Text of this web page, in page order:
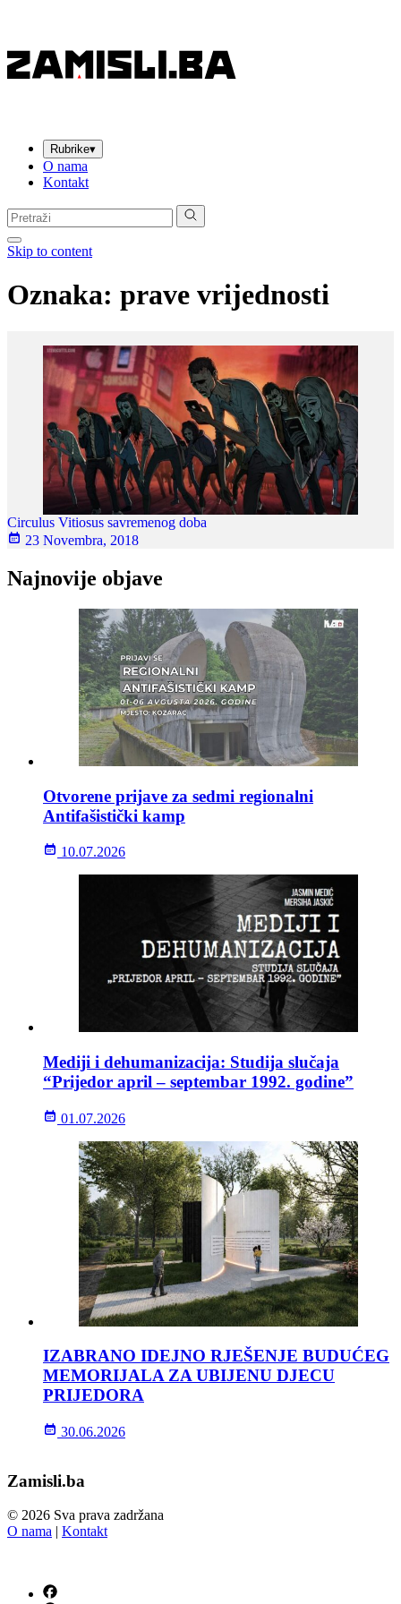
Rubrike▾
O nama
Kontakt
Pretraga:
Skip to content
Oznaka: prave vrijednosti
Circulus Vitiosus savremenog doba
23 Novembra, 2018
Najnovije objave
Otvorene prijave za sedmi regionalni
Antifašistički kamp
10.07.2026
Mediji i dehumanizacija: Studija slučaja
“Prijedor april – septembar 1992. godine”
01.07.2026
IZABRANO IDEJNO RJEŠENJE BUDUĆEG
MEMORIJALA ZA UBIJENU DJECU
PRIJEDORA
30.06.2026
Zamisli.ba
© 2026 Sva prava zadržana
O nama | Kontakt